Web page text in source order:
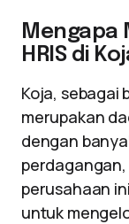
Mengapa
HRIS di
Koja, sebagai
merupakan
dengan
perusahaan
untuk